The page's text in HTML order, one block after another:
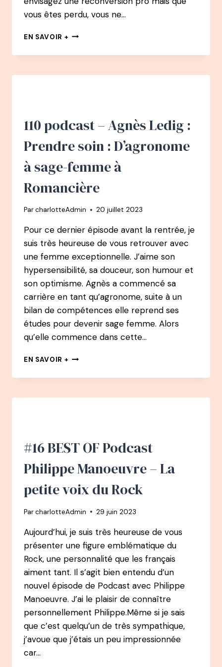
vous êtes perdu, vous ne…
EN SAVOIR + BONUS
JE
À
COMMENCER
110 podcast – Agnès Ledig :
Prendre soin : D’agronome
à sage-femme à
Romancière
ParcharlotteAdmin 20 juillet 2023
Pour ce dernier épisode avant la rentrée, je
suis très heureuse de vous retrouver avec
une femme exceptionnelle. J’aime son
hypersensibilité, sa douceur, son humour et
son optimisme. Agnès a commencé sa
carrière en tant qu’agronome, suite à un
bilan de compétences elle reprend ses
études pour devenir sage femme. Alors
qu’elle commence dans cette…
EN SAVOIR + 110
–
LEDIG
D’AGRONOME
SAGE-
À
#16 BEST OF Podcast
Philippe Manoeuvre – La
petite voix du Rock
ParcharlotteAdmin 29 juin 2023
Aujourd’hui, je suis très heureuse de vous
présenter une figure emblématique du
Rock, une personnalité que les français
aiment tant. Il s’agit bien entendu d’un
nouvel épisode de Podcast avec Philippe
Manoeuvre. J’ai le plaisir de connaître
personnellement Philippe.Même si je sais
que c’est quelqu’un de très sympathique,
j’avoue que j’étais un peu impressionnée
car…